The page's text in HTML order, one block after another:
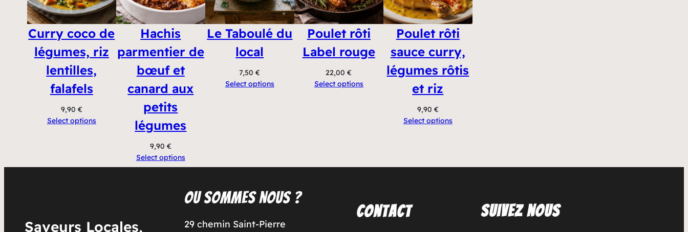
Curry coco de
légumes, riz
lentilles,
falafels
9,90 €
Select options
Hachis
parmentier de
bœuf et
canard aux
petits
légumes
9,90 €
Select options
Le Taboulé du
local
7,50€
Select options
Poulet rôti
Label rouge
22,00€
Select options
Poulet rôti
sauce curry,
légumes rôtis
et riz
9,90 €
Select options
Saveurs Locales,
Ou sommes nous ?
29 chemin Saint-Pierre
Contact Suivez nous